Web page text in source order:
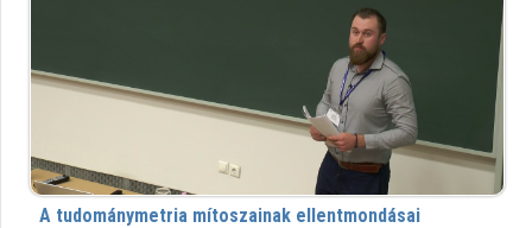
Organizations
A tudománymetria mítoszainak ellentmondásai